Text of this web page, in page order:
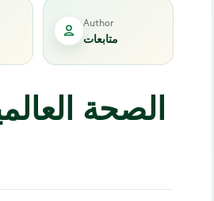
Author
متابعات
الصحة